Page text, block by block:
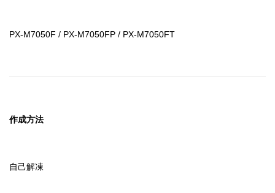
PX-M7050F / PX-M7050FP / PX-M7050FT
作成方法
自己解凍